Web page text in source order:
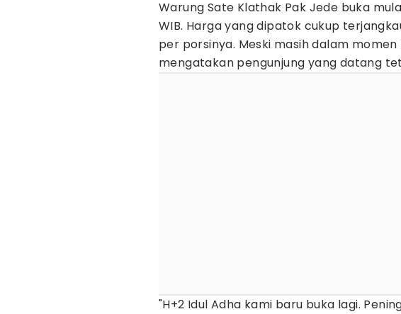
Warung Sate Klathak Pak Jede buka
WIB. Harga yang dipatok cukup
per porsinya. Meski masih dalam momen
mengatakan pengunjung yang datang
"H+2 Idul Adha kami baru buka lagi.